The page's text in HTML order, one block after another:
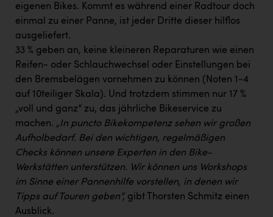
eigenen Bikes. Kommt es während einer Radtour doch
einmal zu einer Panne, ist jeder Dritte dieser hilflos
ausgeliefert.
33 % geben an, keine kleineren Reparaturen wie einen
Reifen- oder Schlauchwechsel oder Einstellungen bei
den Bremsbelägen vornehmen zu können (Noten 1-4
auf 10teiliger Skala). Und trotzdem stimmen nur 17 %
„voll und ganz“ zu, das jährliche Bikeservice zu
machen. „In puncto Bikekompetenz sehen wir großen
Aufholbedarf. Bei den wichtigen, regelmäßigen
Checks können unsere Experten in den Bike-
Werkstätten unterstützen. Wir können uns Workshops
im Sinne einer Pannenhilfe vorstellen, in denen wir
Tipps auf Touren geben“, gibt Thorsten Schmitz einen
Ausblick.